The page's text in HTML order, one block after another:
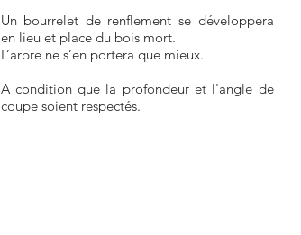
Un bourrelet de renflement se développera
en lieu et place du bois mort.
L’arbre ne s’en portera que mieux.
A condition que la profondeur et l'angle de
coupe soient respectés.